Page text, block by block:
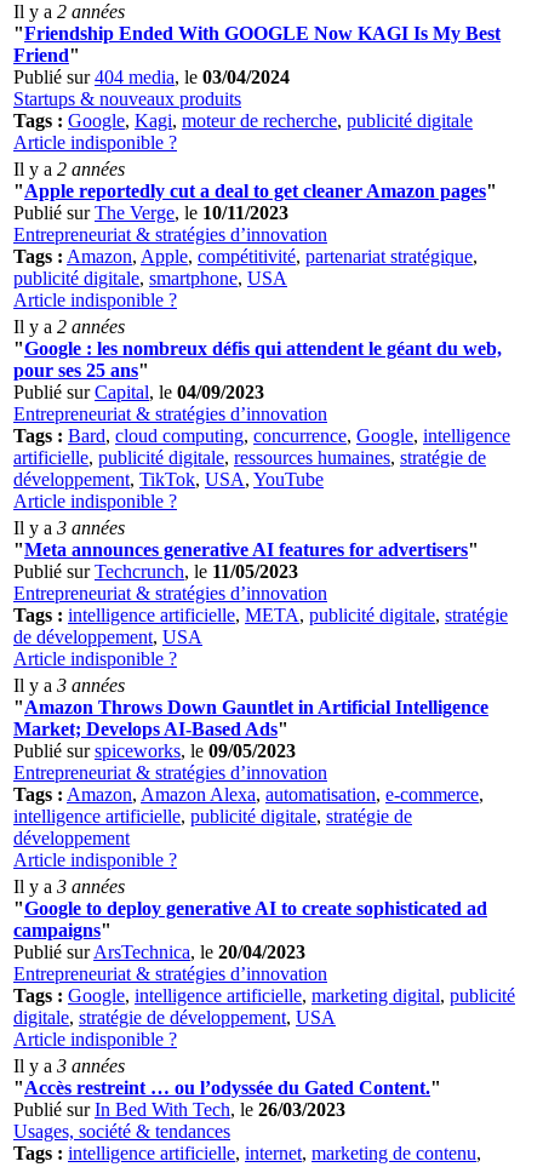
Il y a 2 années
"Friendship Ended With GOOGLE Now KAGI Is My Best
Friend"
Publié sur404 media, le 03/04/2024
Startups & nouveaux produits
Tags : Google, Kagi, moteur de recherche, publicité digitale
Article indisponible ?
Il y a 2 années
"Apple reportedly cut a deal to get cleaner Amazon pages"
Publié surThe Verge, le 10/11/2023
Entrepreneuriat & stratégies d’innovation
Tags : Amazon, Apple, compétitivité, partenariat stratégique,
publicité digitale, smartphone, USA
Article indisponible ?
Il y a 2 années
"Google : les nombreux défis qui attendent le géant du web,
pour ses 25 ans"
Publié surCapital, le 04/09/2023
Entrepreneuriat & stratégies d’innovation
Tags : Bard, cloud computing, concurrence, Google, intelligence
artificielle, publicité digitale, ressources humaines, stratégie de
développement, TikTok, USA, YouTube
Article indisponible ?
Il y a 3 années
"Meta announces generative AI features for advertisers"
Publié surTechcrunch, le 11/05/2023
Entrepreneuriat & stratégies d’innovation
Tags : intelligence artificielle, META, publicité digitale, stratégie
de développement, USA
Article indisponible ?
Il y a 3 années
"Amazon Throws Down Gauntlet in Artificial Intelligence
Market; Develops AI-Based Ads"
Publié surspiceworks, le 09/05/2023
Entrepreneuriat & stratégies d’innovation
Tags : Amazon, Amazon Alexa, automatisation, e-commerce,
intelligence artificielle, publicité digitale, stratégie de
développement
Article indisponible ?
Il y a 3 années
"Google to deploy generative AI to create sophisticated ad
campaigns"
Publié surArsTechnica, le 20/04/2023
Entrepreneuriat & stratégies d’innovation
Tags : Google, intelligence artificielle, marketing digital, publicité
digitale, stratégie de développement, USA
Article indisponible ?
Il y a 3 années
"Accès restreint … ou l’odyssée du Gated Content."
Publié surIn Bed With Tech, le 26/03/2023
Usages, société & tendances
Tags : intelligence artificielle, internet, marketing de contenu,